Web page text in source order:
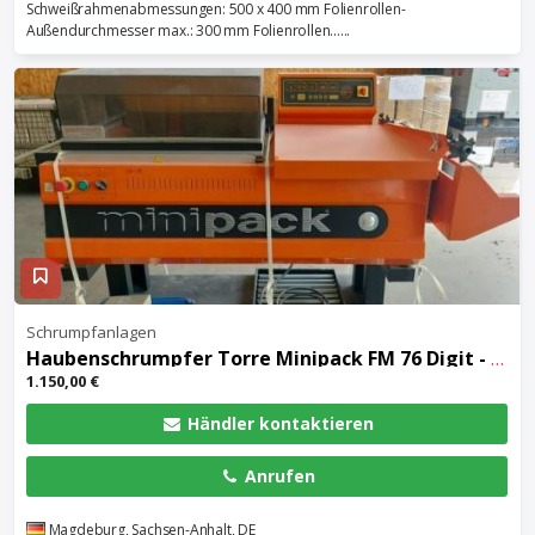
Schweißrahmenabmessungen: 500 x 400 mm Folienrollen-
Außendurchmesser max.: 300 mm Folienrollen......
Schrumpfanlagen
Haubenschrumpfer Torre Minipack FM 76 Digit - Einschweißmaschine
1.150,00 €
Händler kontaktieren
Anrufen
Magdeburg, Sachsen-Anhalt, DE